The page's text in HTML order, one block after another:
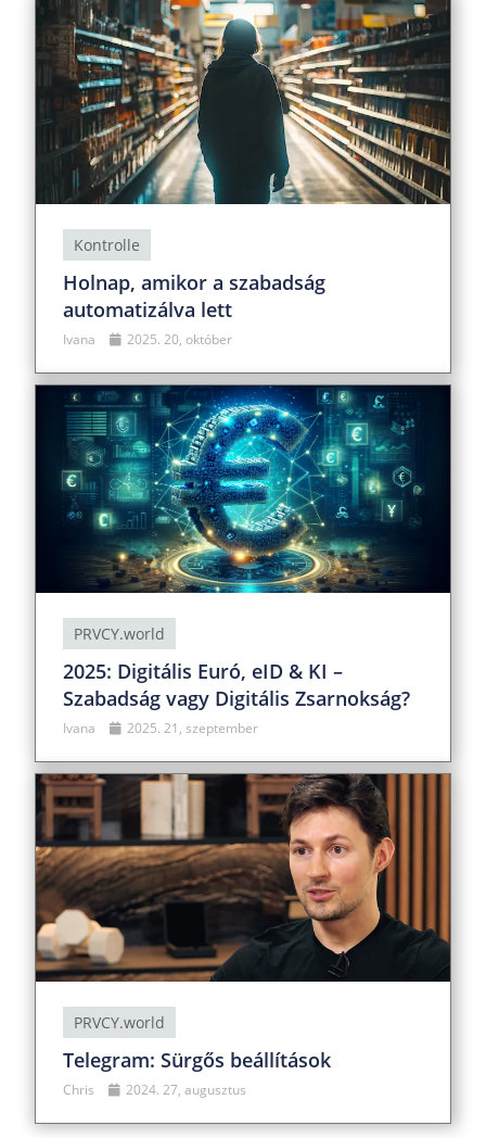
Kontrolle
Holnap, amikor a szabadság
automatizálva lett
Ivana 2025. 20, október
PRVCY.world
2025: Digitális Euró, eID & KI –
Szabadság vagy Digitális Zsarnokság?
Ivana 2025. 21, szeptember
PRVCY.world
Telegram: Sürgős beállítások
Chris 2024. 27, augusztus